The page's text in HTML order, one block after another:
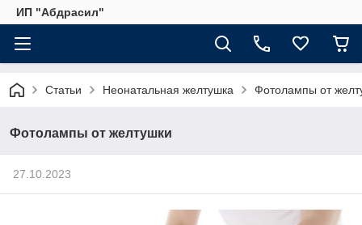
ИП "Абдрасил"
Статьи Неонатальная желтушка Фотолампы от
Фотолампы от желтушки
27.10.2023